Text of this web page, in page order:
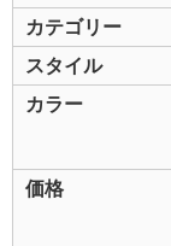
カテゴリー
スタイル
カラー
価格